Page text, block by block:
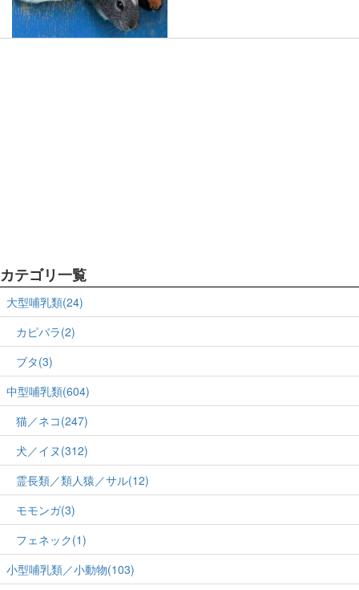
カテゴリ一覧
大型哺乳類(24)
カピバラ(2)
ブタ(3)
中型哺乳類(604)
猫／ネコ(247)
犬／イヌ(312)
霊長類／類人猿／サル(12)
モモンガ(3)
フェネック(1)
小型哺乳類／小動物(103)